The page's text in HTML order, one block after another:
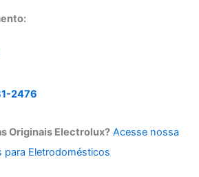
2476
Originais Electrolux? Acesse nossa
para Eletrodomésticos